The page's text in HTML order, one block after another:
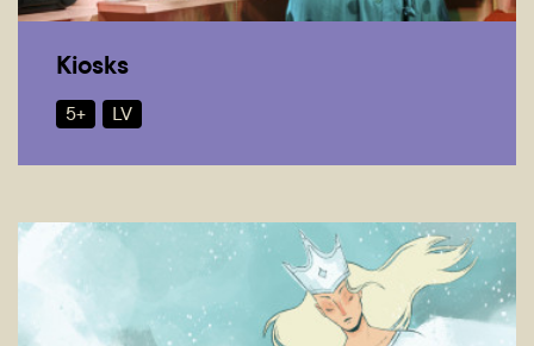
Kiosks
5+ LV